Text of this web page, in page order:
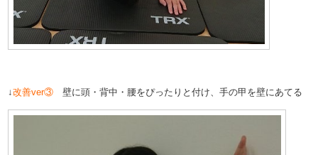
↓改善ver③ 壁に頭・背中・腰をぴったりと付け、手の甲を壁にあてる